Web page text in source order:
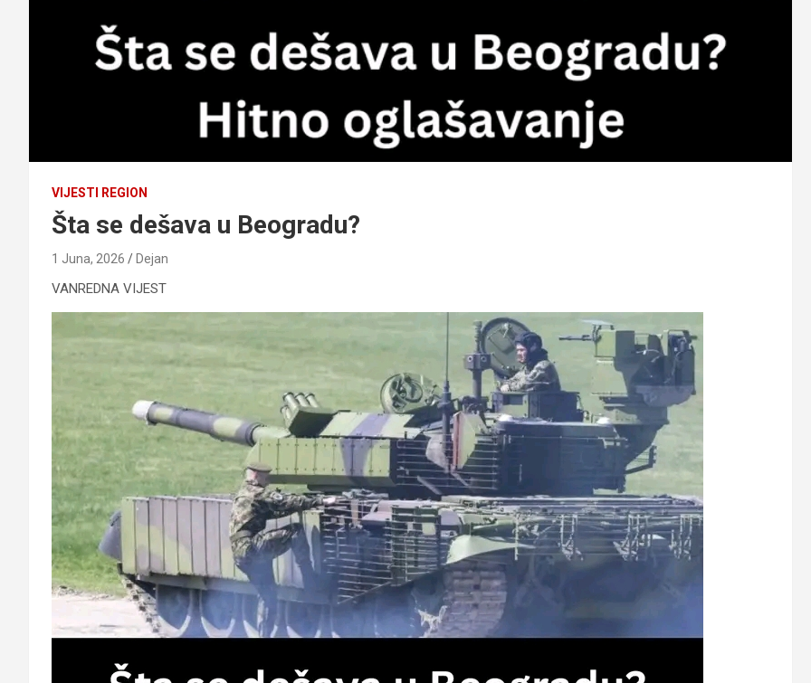
VIJESTI REGION
Šta se dešava u Beogradu?
1 Juna, 2026 Dejan
VANREDNA VIJEST